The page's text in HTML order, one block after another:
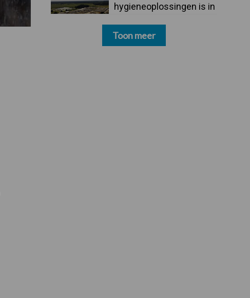
hygieneoplossingen is in
Toon meer